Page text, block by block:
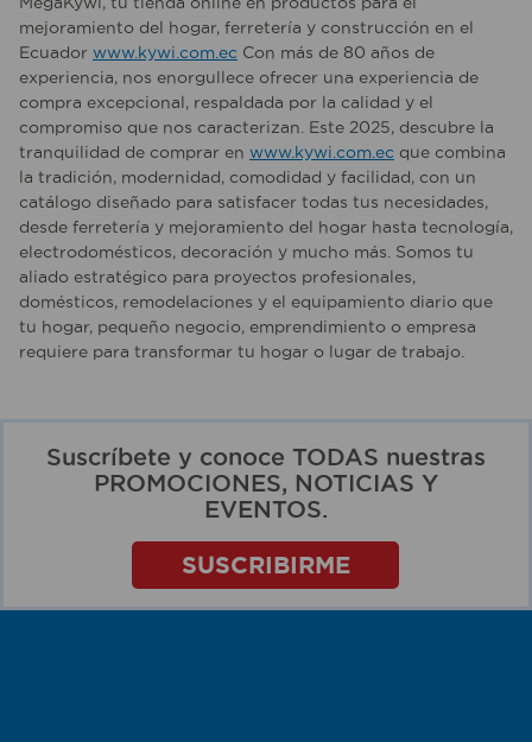
mejoramiento del hogar, ferretería y construcción en el
Ecuador www.kywi.com.ec Con más de 80 años de
experiencia, nos enorgullece ofrecer una experiencia de
compra excepcional, respaldada por la calidad y el
compromiso que nos caracterizan. Este 2025, descubre la
tranquilidad de comprar en www.kywi.com.ec que combina
la tradición, modernidad, comodidad y facilidad, con un
catálogo diseñado para satisfacer todas tus necesidades,
desde ferretería y mejoramiento del hogar hasta tecnología,
electrodomésticos, decoración y mucho más. Somos tu
aliado estratégico para proyectos profesionales,
domésticos, remodelaciones y el equipamiento diario que
tu hogar, pequeño negocio, emprendimiento o empresa
requiere para transformar tu hogar o lugar de trabajo.
Suscríbete y conoce TODAS nuestras
PROMOCIONES, NOTICIAS Y
EVENTOS.
SUSCRIBIRME